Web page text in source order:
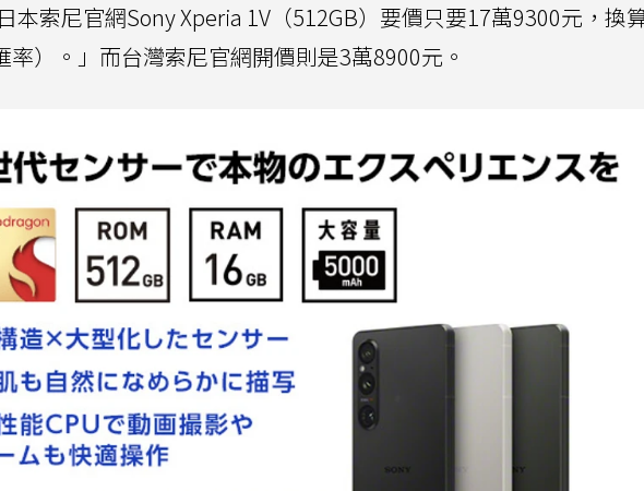
本索尼官網Sony Xperia 1V（512GB）要價只要17萬9300元，換
率）。」而台灣索尼官網開價則是3萬8900元。